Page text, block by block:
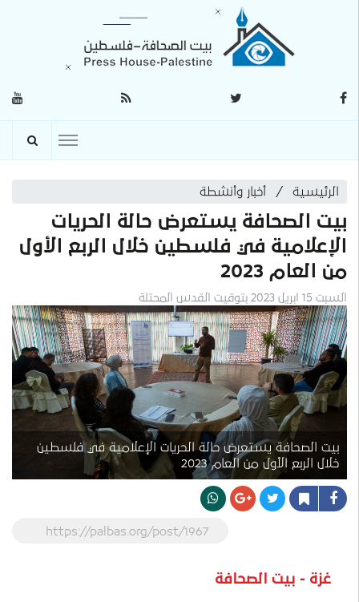
الرئيسية أخبار وأنشطة
بيت الصحافة يستعرض حالة الحريات
الإعلامية في فلسطين خلال الربع الأول
من العام 2023
السبت 15 ابريل 2023 بتوقيت القدس المحتلة
بيت الصحافة يستعرض حالة الحريات الإعلامية في فلسطين
خلال الربع الأول من العام 2023
https://palbas.org/post/1967
غزة - بيت الصحافة